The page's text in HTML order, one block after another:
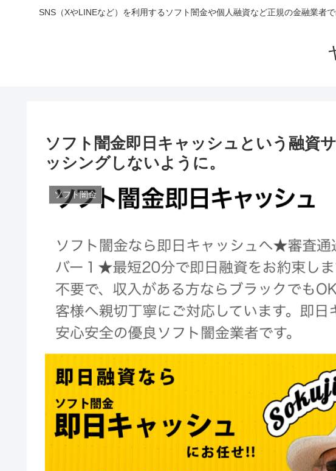
SNS（XやLINEなど）を利用するソフト闇金や個人融資など正規の金融業者
ソフト闇金即日キャッシュという融資
ッシングしないように。
ソフト闇金